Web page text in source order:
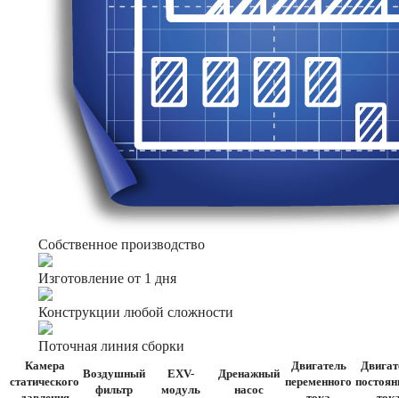
Собственное производство
Изготовление от 1 дня
Конструкции любой сложности
Поточная линия сборки
Камера
статического
Воздушный
фильтр
EXV-
модуль
Дренажный
насос
Двигатель
переменного